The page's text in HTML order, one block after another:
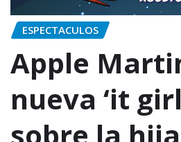
ESPECTACULOS
Apple
nueva ‘it